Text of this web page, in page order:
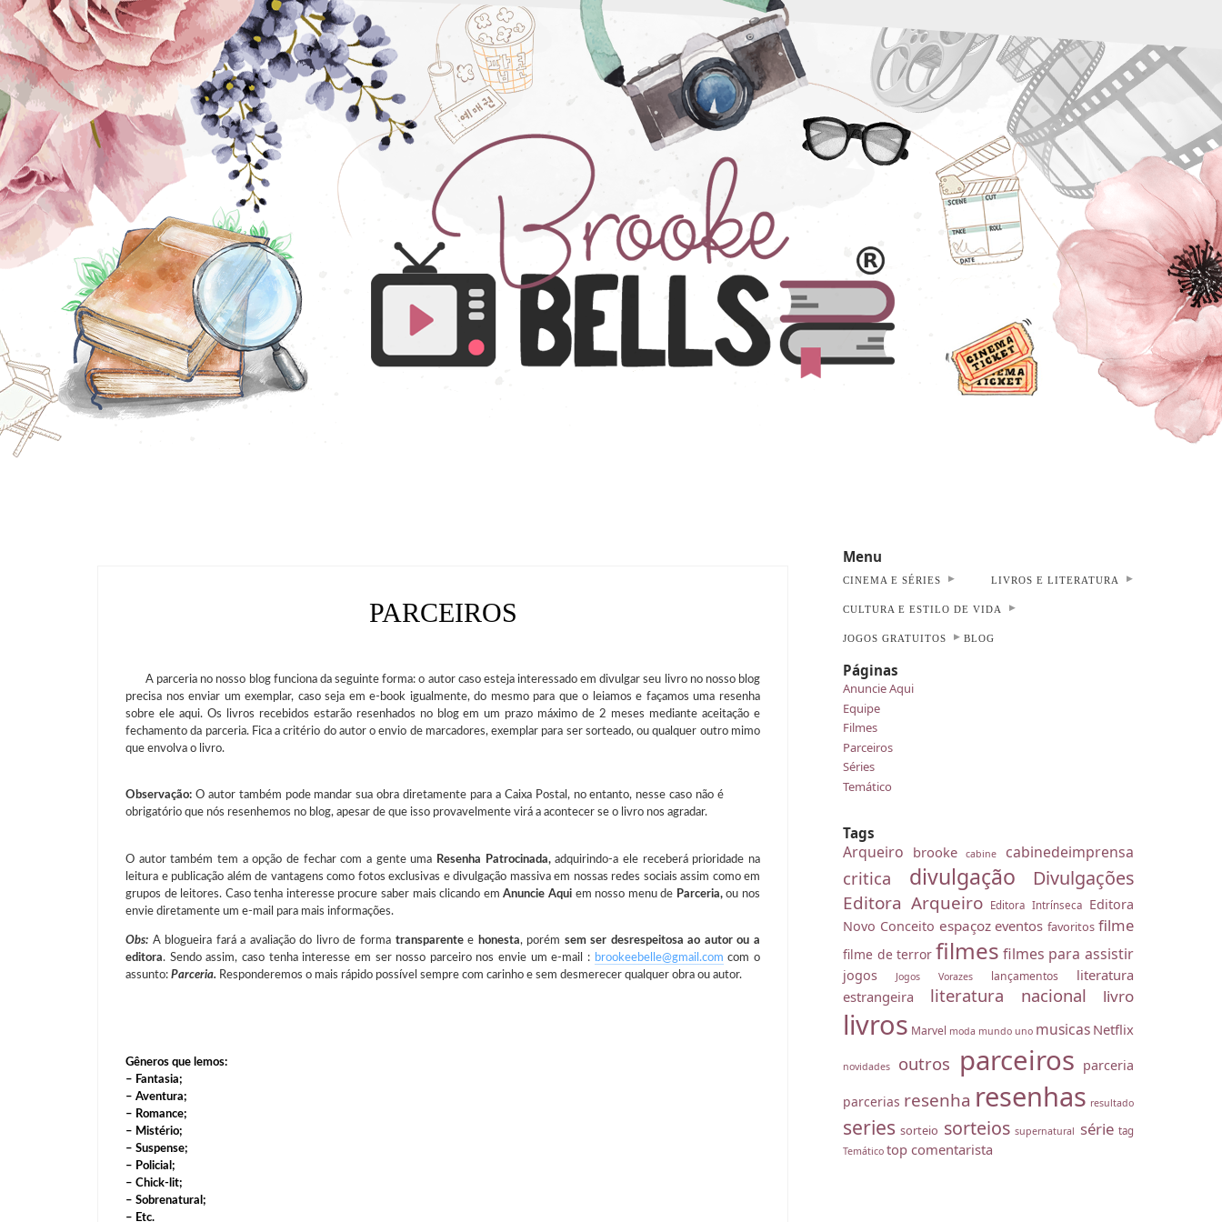
PARCEIROS
A parceria no nosso blog funciona da seguinte forma: o autor caso esteja interessado em divulgar seu livro no nosso blog
precisa nos enviar um exemplar, caso seja em e-book igualmente, do mesmo para que o leiamos e façamos uma resenha
sobre ele aqui. Os livros recebidos estarão resenhados no blog em um prazo máximo de 2 meses mediante aceitação e
fechamento da parceria.Fica a critério do autor o envio de marcadores, exemplar para ser sorteado, ou qualquer outro mimo
que envolva o livro.
Observação: O autor também pode mandar sua obra diretamente para a Caixa Postal, no entanto, nesse caso não é
obrigatório que nós resenhemos no blog, apesar de que isso provavelmente virá a acontecer se o livro nos agradar.
O autor também tem a opção de fechar com a gente uma Resenha Patrocinada,adquirindo-a ele receberá prioridade na
leitura e publicação além de vantagens como fotos exclusivas e divulgação massiva em nossas redes sociais assim como em
grupos de leitores. Caso tenha interesse procure saber mais clicando emAnuncie Aquiem nosso menu de Parceria,ou nos
envie diretamente um e-mail para mais informações.
Obs: A blogueira fará a avaliação do livro de forma transparentee honesta, porém sem ser desrespeitosa ao autor ou a
editora. Sendo assim, caso tenha interesse em ser nosso parceiro nos envie um e-mail : brookeebelle@gmail.com com o
assunto: Parceria. Responderemos o mais rápido possível sempre com carinho e sem desmerecer qualquer obra ou autor.
Gêneros que lemos:
– Fantasia;
– Aventura;
– Romance;
– Mistério;
– Suspense;
– Policial;
– Chick-lit;
– Sobrenatural;
– Etc.
Menu
CINEMA E SÉRIES LIVROS E LITERATURA
CULTURA E ESTILO DE VIDA
JOGOS GRATUITOS BLOG
Páginas
Anuncie Aqui
Equipe
Filmes
Parceiros
Séries
Temático
Tags
Arqueiro brooke cabine cabinedeimprensa
critica divulgação Divulgações
Editora Arqueiro Editora Intrínseca Editora
Novo Conceito espaçoz eventos favoritos filme
filme de terror filmes filmes para assistir
jogos Jogos Vorazes lançamentos
literatura
estrangeira
literatura nacional livro
livros Marvel moda mundo uno musicas Netflix
novidades outros parceiros parceria
parcerias resenha resenhas resultado
series sorteio sorteios supernatural série tag
Temático top comentarista